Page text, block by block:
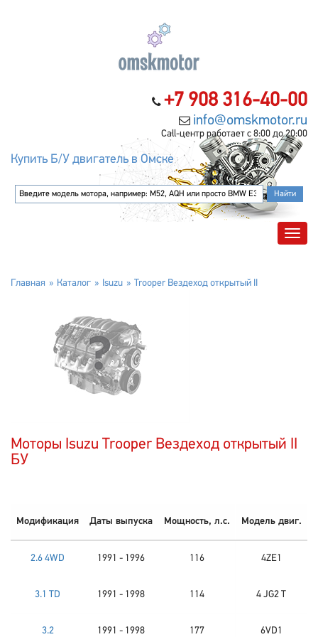
+7 908 316-40-00
info@omskmotor.ru
Call-центр работает с 8:00 до 20:00
Купить Б/У двигатель в Омске
Главная Каталог Isuzu Trooper Вездеход открытый II
Моторы Isuzu Trooper Вездеход открытый II
БУ
Модификация Даты выпуска Мощность, л.с. Модель двиг.
2.6 4WD 1991 - 1996 116 4ZE1
3.1 TD 1991 - 1998 114 4 JG2 T
3.2 1991 - 1998 177 6VD1